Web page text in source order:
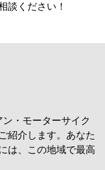
談ください！
・モーターサイク
紹介します。あなた
は、この地域で最高